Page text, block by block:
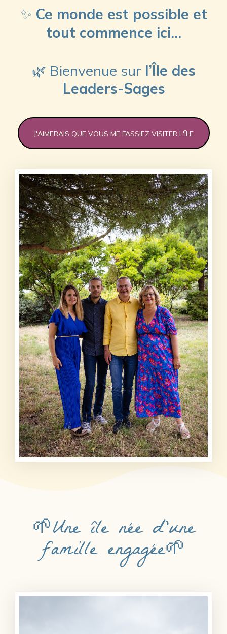
✨ Ce monde est possible et
tout commence ici…
🌿 Bienvenue sur l’Île des
Leaders-Sages
J'AIMERAIS QUE VOUS ME FASSIEZ VISITER L'ÎLE
🌱Une île née d'une
famille engagée🌱